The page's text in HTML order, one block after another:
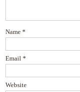
Name*
Email*
Website